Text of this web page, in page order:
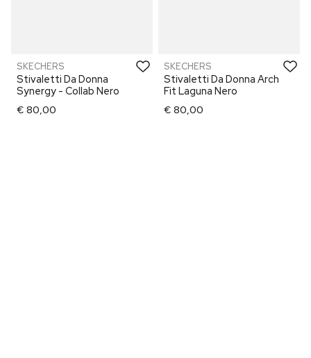
SKECHERS
Stivaletti Da Donna
Synergy - Collab Nero
€ 80,00
SKECHERS
Stivaletti Da Donna Arch
Fit Laguna Nero
€ 80,00